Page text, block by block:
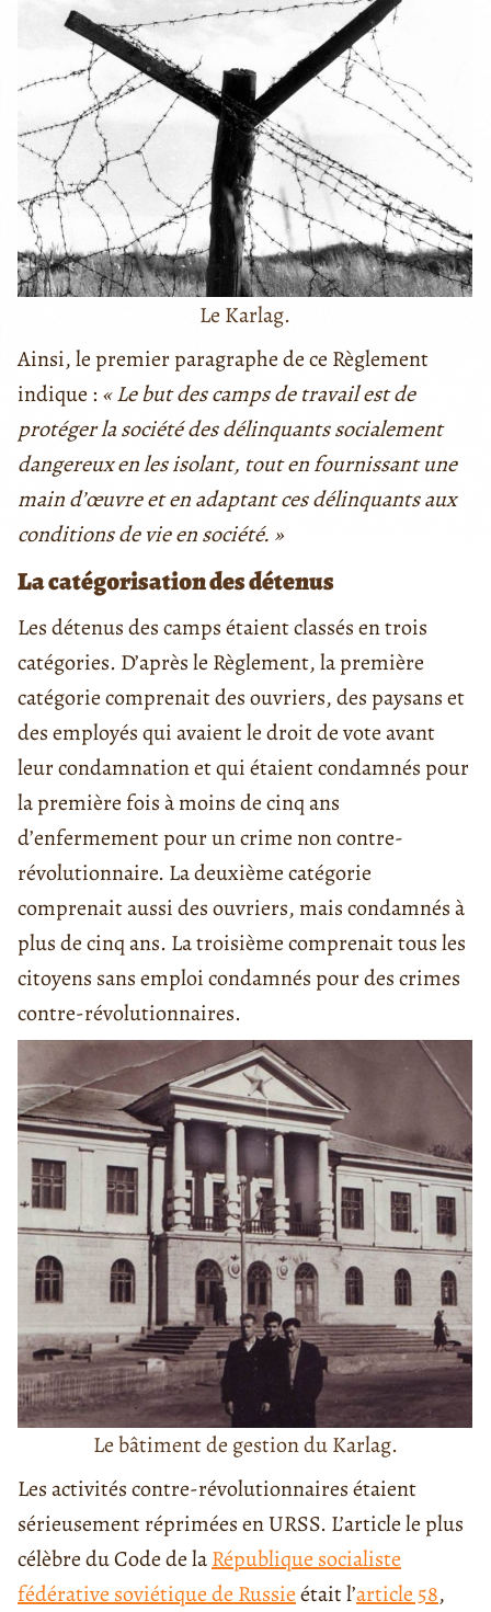
Le Karlag.
Ainsi, le premier paragraphe de ce Règlement
indique : « Le but des camps de travail est de
protéger la société des délinquants socialement
dangereux en les isolant, tout en fournissant une
main d’œuvre et en adaptant ces délinquants aux
conditions de vie en société. »
La catégorisation des détenus
Les détenus des camps étaient classés en trois
catégories. D’après le Règlement, la première
catégorie comprenait des ouvriers, des paysans et
des employés qui avaient le droit de vote avant
leur condamnation et qui étaient condamnés pour
la première fois à moins de cinq ans
d’enfermement pour un crime non contre-
révolutionnaire. La deuxième catégorie
comprenait aussi des ouvriers, mais condamnés à
plus de cinq ans. La troisième comprenait tous les
citoyens sans emploi condamnés pour des crimes
contre-révolutionnaires.
Le bâtiment de gestion du Karlag.
Les activités contre-révolutionnaires étaient
sérieusement réprimées en URSS. L’article le plus
célèbre du Code de laRépublique socialiste
fédérative soviétique de Russieétait l’article 58,